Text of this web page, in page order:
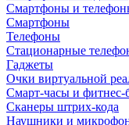
Смартфоны и
Смартфоны
Телефоны
Стационарные
Гаджеты
Очки виртуальной
Смарт-часы и фитнес-
Сканеры штрих-кода
Наушники и